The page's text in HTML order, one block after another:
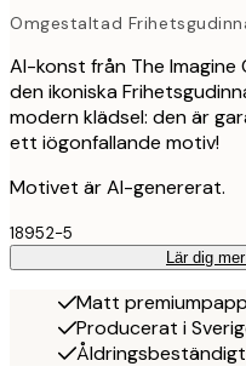
Omgestaltad
AI-konst från The
den ikoniska
modern klädsel: den är
ett iögonfallande motiv!
Motivet är AI-genererat.
18952-5
Lär dig
Matt
Producerat i